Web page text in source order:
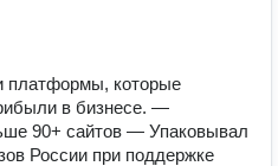
платформы, которые
в бизнесе. —
90+ сайтов — Упаковывал
России при поддержке